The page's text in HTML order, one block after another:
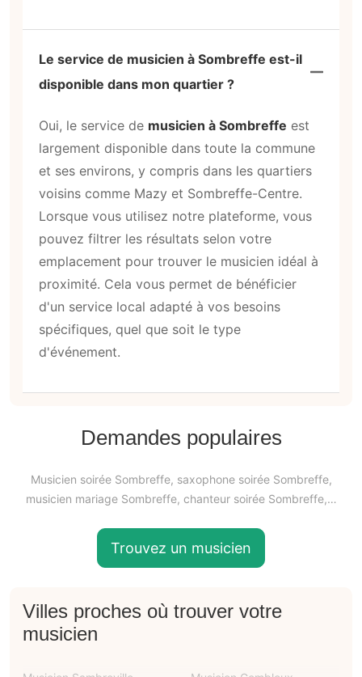
Le service de musicien à Sombreffe est-il
disponible dans mon quartier ?
Oui, le service de musicien à Sombreffe est
largement disponible dans toute la commune
et ses environs, y compris dans les quartiers
voisins comme Mazy et Sombreffe-Centre.
Lorsque vous utilisez notre plateforme, vous
pouvez filtrer les résultats selon votre
emplacement pour trouver le musicien idéal à
proximité. Cela vous permet de bénéficier
d'un service local adapté à vos besoins
spécifiques, quel que soit le type
d'événement.
Demandes populaires
Musicien soirée Sombreffe, saxophone soirée Sombreffe,
musicien mariage Sombreffe, chanteur soirée Sombreffe,…
Trouvez un musicien
Villes proches où trouver votre
musicien